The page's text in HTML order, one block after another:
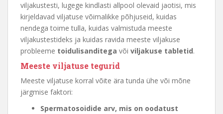
viljakustesti, lugege kindlasti allpool olevaid jaotisi, mis
kirjeldavad viljatuse võimalikke põhjuseid, kuidas
nendega toime tulla, kuidas valmistuda meeste
viljakustestideks ja kuidas ravida meeste viljakuse
probleeme toidulisanditega või viljakuse tabletid.
Meeste viljatuse tegurid
Meeste viljatuse korral võite ära tunda ühe või mõne
järgmise faktori:
Spermatosoidide arv, mis on oodatust